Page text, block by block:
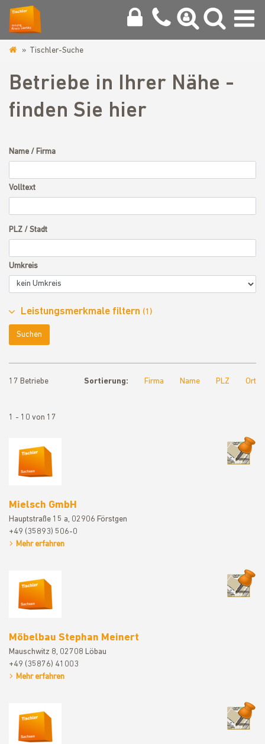
goerlitz.de
Tischler-Suche
Betriebe in Ihrer Nähe -
finden Sie hier
Name / Firma
Volltext
PLZ / Stadt
Umkreis
Leistungsmerkmale filtern (1)
Suchen
17 Betriebe Sortierung: Firma Name PLZ Ort
1 - 10 von 17
Mielsch GmbH
Hauptstraße 15 a, 02906 Förstgen
+49 (35893) 506-0
Mehr erfahren
Mielsch
Möbelbau Stephan Meinert
Mauschwitz 8, 02708 Löbau
+49 (35876) 41003
Mehr erfahren
Möbelbau